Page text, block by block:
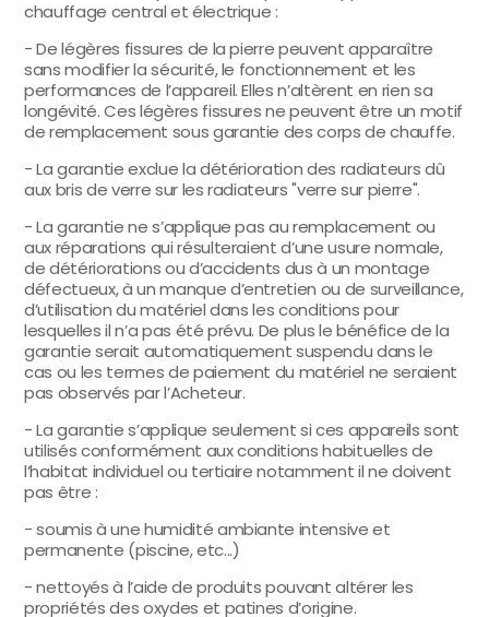
chauffage central et électrique :
- De légères fissures de la pierre peuvent apparaître
sans modifier la sécurité, le fonctionnement et les
performances de l’appareil. Elles n’altèrent en rien sa
longévité. Ces légères fissures ne peuvent être un motif
de remplacement sous garantie des corps de chauffe.
- La garantie exclue la détérioration des radiateurs dû
aux bris de verre sur les radiateurs "verre sur pierre".
- La garantie ne s’applique pas au remplacement ou
aux réparations qui résulteraient d’une usure normale,
de détériorations ou d’accidents dus à un montage
défectueux, à un manque d’entretien ou de surveillance,
d’utilisation du matériel dans les conditions pour
lesquelles il n’a pas été prévu. De plus le bénéfice de la
garantie serait automatiquement suspendu dans le
cas ou les termes de paiement du matériel ne seraient
pas observés par l’Acheteur.
- La garantie s’applique seulement si ces appareils sont
utilisés conformément aux conditions habituelles de
l’habitat individuel ou tertiaire notamment il ne doivent
pas être :
- soumis à une humidité ambiante intensive et
permanente (piscine, etc...)
- nettoyés à l’aide de produits pouvant altérer les
propriétés des oxydes et patines d’origine.